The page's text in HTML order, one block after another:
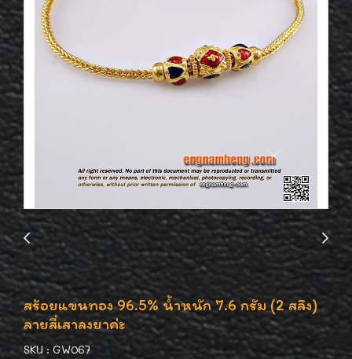
สร้อยแขนทอง 96.5% น้ำหนัก 7.6 กรัม (2 สลึง)
ลายสี่เสาลงยาค่ะ
SKU : GW067